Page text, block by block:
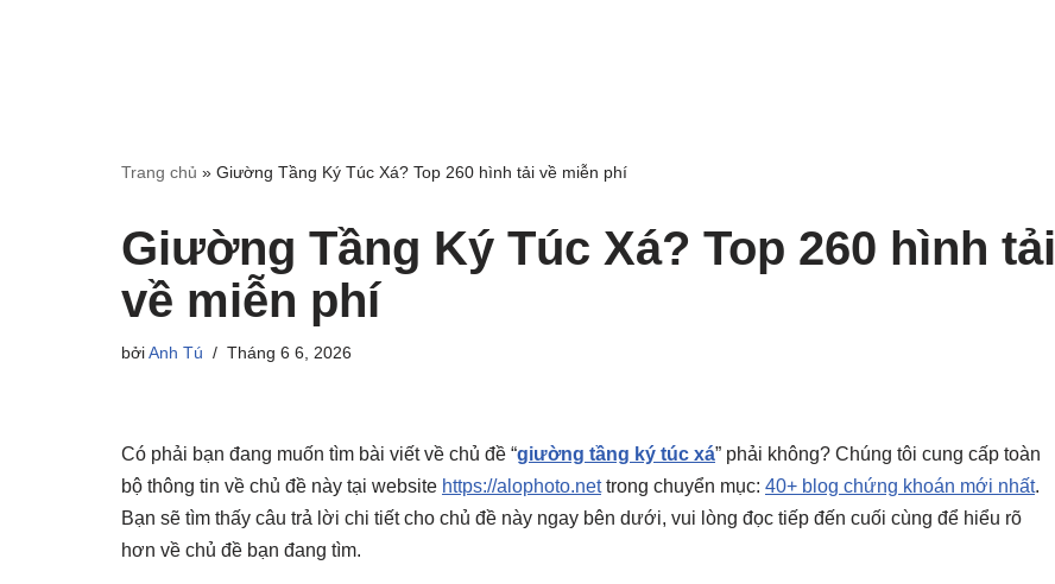
Trang chủ » Giường Tầng Ký Túc Xá? Top 260 hình tải về miễn phí
Giường Tầng Ký Túc Xá? Top 260 hình tải
về miễn phí
bởiAnh Tú Tháng 6 6, 2026
Có phải bạn đang muốn tìm bài viết về chủ đề “giường tầng ký túc xá” phải không? Chúng tôi cung cấp toàn
bộ thông tin về chủ đề này tại website https://alophoto.nettrong chuyển mục: 40+ blog chứng khoán mới nhất.
Bạn sẽ tìm thấy câu trả lời chi tiết cho chủ đề này ngay bên dưới, vui lòng đọc tiếp đến cuối cùng để hiểu rõ
hơn về chủ đề bạn đang tìm.